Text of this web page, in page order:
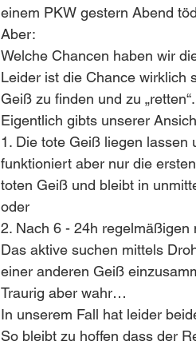
einem PKW gestern Abend
Aber:
Welche Chancen haben wir
Leider ist die Chance wirklich
Geiß zu finden und zu „retten“.
Eigentlich gibts unserer
1. Die tote Geiß liegen lassen
funktioniert aber nur die
toten Geiß und bleibt in
oder
2. Nach 6 - 24h
Das aktive suchen mittels
einer anderen Geiß
Traurig aber wahr…
In unserem Fall hat leider
So bleibt zu hoffen dass der